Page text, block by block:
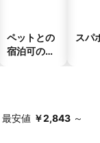
ペットとの
宿泊可のホ
スパ
最安値 ‎￥2,843 ～